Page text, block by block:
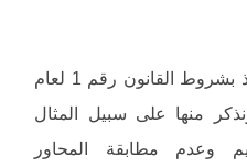
3- عدم التزام المهندس المنفذ بشروط القانون رقم 1 لعام
ونذكر منها على سبيل المثال
وعدم مطابقة المحاور